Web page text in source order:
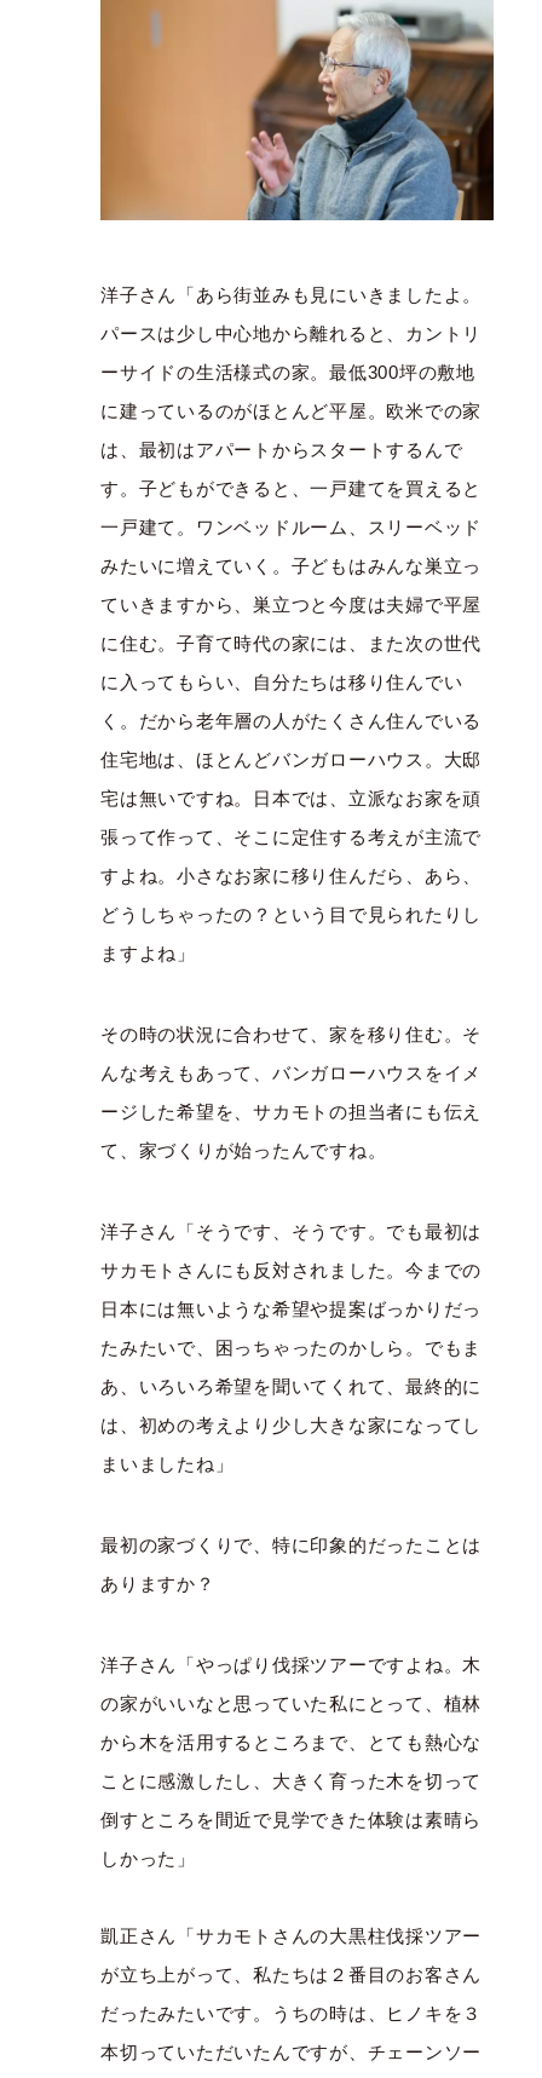
洋子さん「あら街並みも見にいきましたよ。
パースは少し中心地から離れると、カントリ
ーサイドの生活様式の家。最低300坪の敷地
に建っているのがほとんど平屋。欧米での家
は、最初はアパートからスタートするんで
す。子どもができると、一戸建てを買えると
一戸建て。ワンベッドルーム、スリーベッド
みたいに増えていく。子どもはみんな巣立っ
ていきますから、巣立つと今度は夫婦で平屋
に住む。子育て時代の家には、また次の世代
に入ってもらい、自分たちは移り住んでい
く。だから老年層の人がたくさん住んでいる
住宅地は、ほとんどバンガローハウス。大邸
宅は無いですね。日本では、立派なお家を頑
張って作って、そこに定住する考えが主流で
すよね。小さなお家に移り住んだら、あら、
どうしちゃったの？という目で見られたりし
ますよね」
その時の状況に合わせて、家を移り住む。そ
んな考えもあって、バンガローハウスをイメ
ージした希望を、サカモトの担当者にも伝え
て、家づくりが始ったんですね。
洋子さん「そうです、そうです。でも最初は
サカモトさんにも反対されました。今までの
日本には無いような希望や提案ばっかりだっ
たみたいで、困っちゃったのかしら。でもま
あ、いろいろ希望を聞いてくれて、最終的に
は、初めの考えより少し大きな家になってし
まいましたね」
最初の家づくりで、特に印象的だったことは
ありますか？
洋子さん「やっぱり伐採ツアーですよね。木
の家がいいなと思っていた私にとって、植林
から木を活用するところまで、とても熱心な
ことに感激したし、大きく育った木を切って
倒すところを間近で見学できた体験は素晴ら
しかった」
凱正さん「サカモトさんの大黒柱伐採ツアー
が立ち上がって、私たちは２番目のお客さん
だったみたいです。うちの時は、ヒノキを３
本切っていただいたんですが、チェーンソー